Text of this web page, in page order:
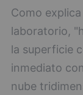
Como
laboratorio,
la superficie
inmediato
nube